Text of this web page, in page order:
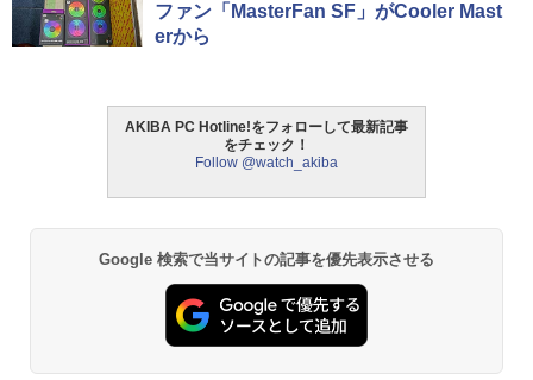
ファン「MasterFan SF」がCooler Mast
erから
AKIBA PC Hotline!をフォローして最新記事
をチェック！
Follow @watch_akiba
Google 検索で当サイトの記事を優先表示させる